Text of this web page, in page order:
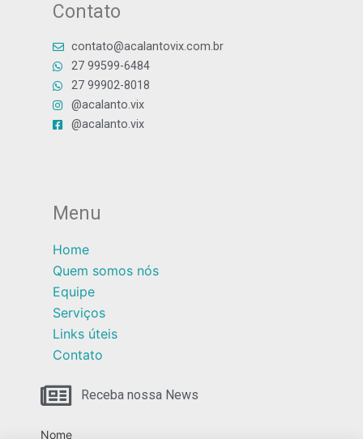
Contato
contato@acalantovix.com.br
27 99599-6484
27 99902-8018
@acalanto.vix
@acalanto.vix
Menu
Home
Quem somos nós
Equipe
Serviços
Links úteis
Contato
Receba nossa News
Nome